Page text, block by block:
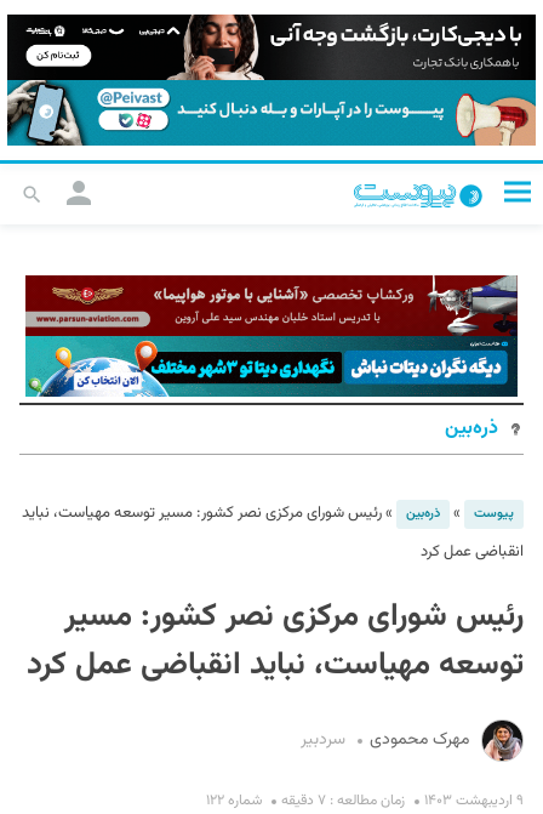
ذره‌بین
پیوست » ذره‌بین »رئیس شورای مرکزی نصر کشور: مسیر توسعه مهیاست، نباید
انقباضی عمل کرد
رئیس شورای مرکزی نصر کشور: مسیر
توسعه مهیاست، نباید انقباضی عمل کرد
مهرک محمودی سردبیر
۹ اردیبهشت ۱۴۰۳ زمان مطالعه : ۷ دقیقه شماره ۱۲۲